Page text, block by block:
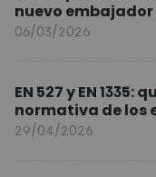
nuevo embajador
Europa
06/03/2026
EN 527 y EN 1335:
normativa de los
y sillas
29/04/2026